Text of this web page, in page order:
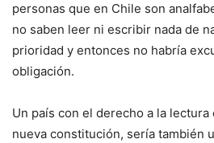
personas que en Chile son
no saben leer ni escribir nada de
prioridad y entonces no habría
obligación.
Un país con el derecho a la lectura
nueva constitución, sería también